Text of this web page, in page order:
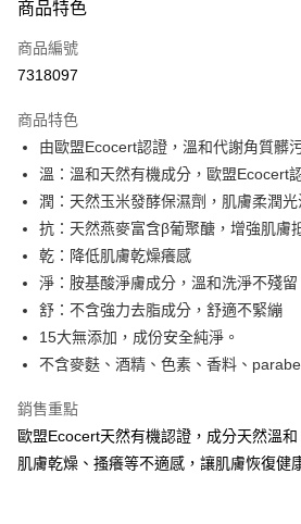
信用卡一次付款
信用卡分期付款
合作金庫商業銀行
華南商業銀行
彰化
上海商業儲蓄銀行
台北
國泰世華商業銀行
兆豐
臺灣中小企業銀行
台中
匯豐（台灣）商業銀行
聯邦商業銀行
元大商業銀行
永豐
玉山商業銀行
星展
台新國際商業銀行
台灣樂天信用卡公司
6 期 0 利率 每期
華南商業銀行
彰化
上海商業儲蓄銀行
台北
國泰世華商業銀行
兆豐
臺灣中小企業銀行
匯豐（台灣）商業銀行
華泰
聯邦商業銀行
遠東
元大商業銀行
永豐
玉山商業銀行
台新國際商業銀行
中國
超商取貨付款
LINE Pay
Apple Pay
街口支付
悠遊付
全盈+PAY
ATM付款
商品特色
商品編號
7318097
商品特色
由歐盟Ecocert認證，溫和代謝角質髒
溫：溫和天然有機成分，歐盟Ecocert
潤：天然玉米發酵保濕劑，肌膚柔潤光
抗：天然燕麥富含β葡聚醣，增強肌膚
乾：降低肌膚乾燥癢感
淨：胺基酸淨膚成分，溫和洗淨不殘留
舒：不含強力去脂成分，舒適不緊繃
15大無添加，成份安全純淨。
不含麥麩、酒精、色素、香料、
銷售重點
歐盟Ecocert天然有機認證，成分天然溫
肌膚乾燥、搔癢等不適感，讓肌膚恢復健